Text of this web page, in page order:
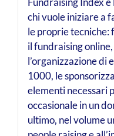
chi vuole iniziare a
le proprie tecniche:
il fundraising
l’organizzazione di
1000, le
elementi necessari
occasionale in un
ultimo, nel volume